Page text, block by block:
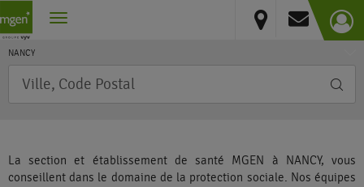
Meurthe-et-Moselle
NANCY
Vous résidez hors France métropolitaine et DOM
La section et établissement de santé MGEN à NANCY, vous
conseillent dans le domaine de la protection sociale. Nos équipes